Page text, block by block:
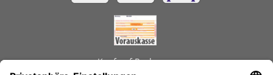
Kauf auf Rechnung